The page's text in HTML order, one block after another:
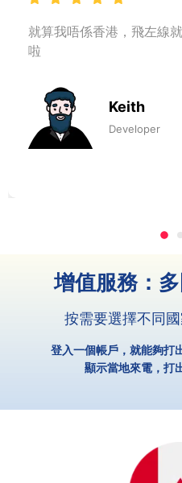
就算我唔係香港，飛左線
啦
Keith
Developer
增值服務：
按需要選擇不同
登入一個帳戶，就能夠打
顯示當地來電，打